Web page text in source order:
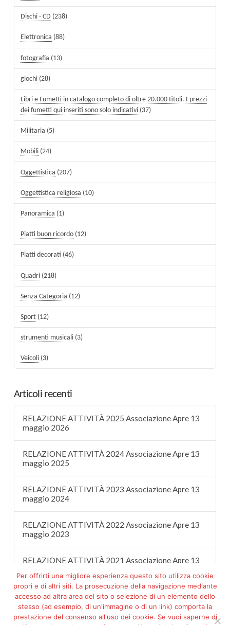
Dischi - CD (238)
Elettronica (88)
fotografia (13)
giochi (28)
Libri e Fumetti in catalogo completo di oltre 20.000 titoli. I prezzi
dei fumetti qui inseriti sono solo indicativi (37)
Militaria (5)
Mobili (24)
Oggettistica (207)
Oggettistica religiosa (10)
Panoramica (1)
Piatti buon ricordo (12)
Piatti decorati (46)
Quadri (218)
Senza Categoria (12)
Sport (12)
strumenti musicali (3)
Veicoli (3)
Articoli recenti
RELAZIONE ATTIVITÀ 2025 Associazione Apre 13
maggio 2026
RELAZIONE ATTIVITÀ 2024 Associazione Apre 13
maggio 2025
RELAZIONE ATTIVITÀ 2023 Associazione Apre 13
maggio 2024
RELAZIONE ATTIVITÀ 2022 Associazione Apre 13
maggio 2023
RELAZIONE ATTIVITÀ 2021 Associazione Apre 13
Per offrirti una migliore esperienza questo sito utilizza cookie
propri e di altri siti. La prosecuzione della navigazione mediante
accesso ad altra area del sito o selezione di un elemento dello
stesso (ad esempio, di un'immagine o di un link) comporta la
prestazione del consenso all'uso dei cookie. Se vuoi saperne di